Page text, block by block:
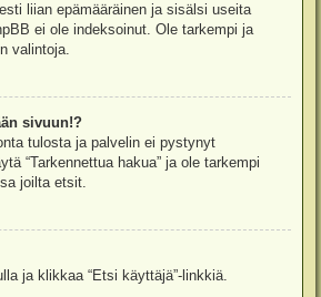
liian epämääräinen ja sisälsi useita
ei ole indeksoinut. Ole tarkempi ja
valintoja.
sivuun!?
tulosta ja palvelin ei pystynyt
“Tarkennettua hakua” ja ole tarkempi
joilta etsit.
ja klikkaa “Etsi käyttäjä”-linkkiä.